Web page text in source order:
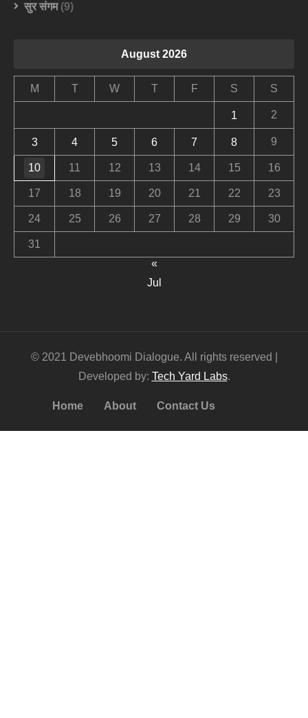
सुर संगम(9)
August 2026
M T W T F S S
1 2
3 4 5 6 7 8 9
10 11 12 13 14 15 16
17 18 19 20 21 22 23
24 25 26 27 28 29 30
31
«
Jul
© 2021 Devebhoomi Dialogue. All rights reserved |
Developed by: Tech Yard Labs.
Home About Contact Us